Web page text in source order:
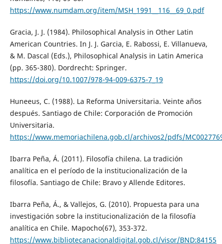
https://www.numdam.org/item/MSH_1991__116__69_0.pdf
Gracia, J. J. (1984). Philosophical Analysis in Other Latin
American Countries. In J. J. Garcia, E. Rabossi, E. Villanueva,
& M. Dascal (Eds.), Philosophical Analysis in Latin America
(pp. 365-380). Dordrecht: Springer.
https://doi.org/10.1007/978-94-009-6375-7_19
Huneeus, C. (1988). La Reforma Universitaria. Veinte años
después. Santiago de Chile: Corporación de Promoción
Universitaria.
https://www.memoriachilena.gob.cl/archivos2/pdfs/
Ibarra Peña, Á. (2011). Filosofía chilena. La tradición
analítica en el período de la institucionalización de la
filosofía. Santiago de Chile: Bravo y Allende Editores.
Ibarra Peña, Á., & Vallejos, G. (2010). Propuesta para una
investigación sobre la institucionalización de la filosofía
analítica en Chile. Mapocho(67), 353-372.
https://www.bibliotecanacionaldigital.gob.cl/visor/BND:84155